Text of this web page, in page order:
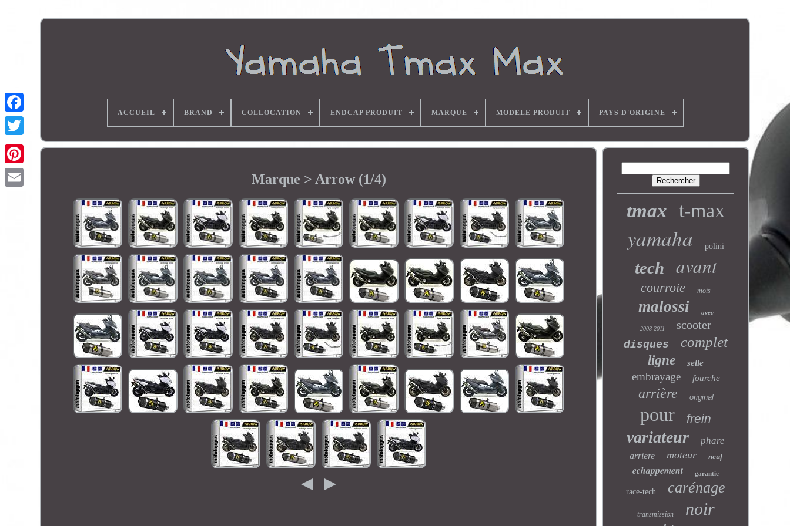
ACCUEIL BRAND COLLOCATION ENDCAP PRODUIT MARQUE MODELE PRODUIT PAYS D'ORIGINE
Marque > Arrow (1/4)
tmax t-max
yamaha polini
tech avant
courroie mois
malossi avec
2008-2011 scooter
disques complet
ligne selle
embrayage fourche
arrière original
pour frein
variateur phare
arriere moteur neuf
echappement garantie
race-tech carénage
transmission noir